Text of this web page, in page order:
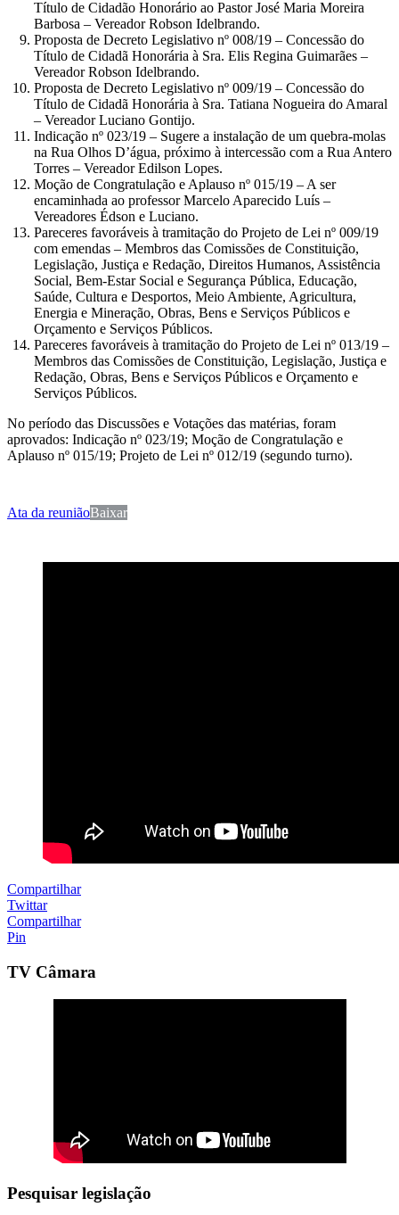
Título de Cidadão Honorário ao Pastor José Maria Moreira
Barbosa – Vereador Robson Idelbrando.
Proposta de Decreto Legislativo nº 008/19 – Concessão do
Título de Cidadã Honorária à Sra. Elis Regina Guimarães –
Vereador Robson Idelbrando.
Proposta de Decreto Legislativo nº 009/19 – Concessão do
Título de Cidadã Honorária à Sra. Tatiana Nogueira do Amaral
– Vereador Luciano Gontijo.
Indicação nº 023/19 – Sugere a instalação de um quebra-molas
na Rua Olhos D’água, próximo à intercessão com a Rua Antero
Torres – Vereador Edilson Lopes.
Moção de Congratulação e Aplauso nº 015/19 – A ser
encaminhada ao professor Marcelo Aparecido Luís –
Vereadores Édson e Luciano.
Pareceres favoráveis à tramitação do Projeto de Lei nº 009/19
com emendas – Membros das Comissões de Constituição,
Legislação, Justiça e Redação, Direitos Humanos, Assistência
Social, Bem-Estar Social e Segurança Pública, Educação,
Saúde, Cultura e Desportos, Meio Ambiente, Agricultura,
Energia e Mineração, Obras, Bens e Serviços Públicos e
Orçamento e Serviços Públicos.
Pareceres favoráveis à tramitação do Projeto de Lei nº 013/19 –
Membros das Comissões de Constituição, Legislação, Justiça e
Redação, Obras, Bens e Serviços Públicos e Orçamento e
Serviços Públicos.
No período das Discussões e Votações das matérias, foram
aprovados: Indicação nº 023/19; Moção de Congratulação e
Aplauso nº 015/19; Projeto de Lei nº 012/19 (segundo turno).
Ata da reuniãoBaixar
Compartilhar
Twittar
Compartilhar
Pin
TV Câmara
Pesquisar legislação